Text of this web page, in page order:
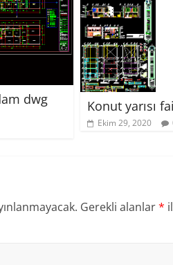
dwg
Konut yarısı
Ekim 29, 2020
Gerekli alanlar*